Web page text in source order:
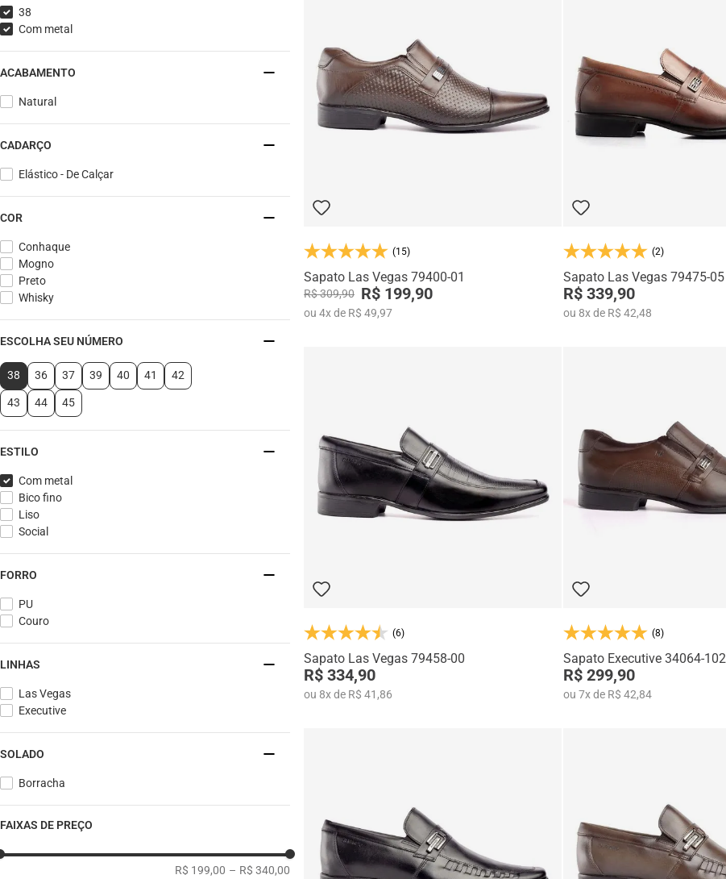
38
Com metal
ACABAMENTO
Natural
CADARÇO
Elástico - De Calçar
COR
Conhaque
Mogno
Preto
Whisky
ESCOLHA SEU NÚMERO
38 36 37 39 40 41 42
43 44 45
ESTILO
Com metal
Bico fino
Liso
Social
FORRO
PU
Couro
LINHAS
Las Vegas
Executive
SOLADO
Borracha
FAIXAS DE PREÇO
R$ 199,00 – R$ 340,00
(15)
Sapato Las Vegas 79400-01
R$ 309,90 R$ 199,90
ou 4xde R$ 49,97
(2)
Sapato Las Vegas 79475-05
R$ 339,90
ou 8xde R$ 42,48
(6)
Sapato Las Vegas 79458-00
R$ 334,90
ou 8xde R$ 41,86
(8)
Sapato Executive 34064-102
R$ 299,90
ou 7xde R$ 42,84